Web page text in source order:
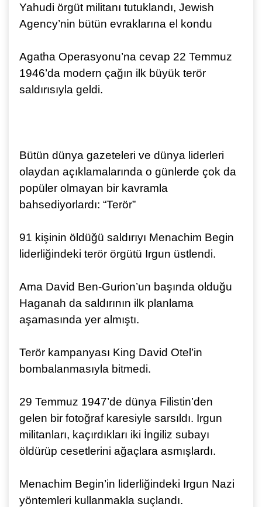
Yahudi örgüt militanı tutuklandı, Jewish
Agency’nin bütün evraklarına el kondu
Agatha Operasyonu’na cevap 22 Temmuz
1946’da modern çağın ilk büyük terör
saldırısıyla geldi.
Bütün dünya gazeteleri ve dünya liderleri
olaydan açıklamalarında o günlerde çok da
popüler olmayan bir kavramla
bahsediyorlardı: “Terör”
91 kişinin öldüğü saldırıyı Menachim Begin
liderliğindeki terör örgütü Irgun üstlendi.
Ama David Ben-Gurion’un başında olduğu
Haganah da saldırının ilk planlama
aşamasında yer almıştı.
Terör kampanyası King David Otel’in
bombalanmasıyla bitmedi.
29 Temmuz 1947’de dünya Filistin’den
gelen bir fotoğraf karesiyle sarsıldı. Irgun
militanları, kaçırdıkları iki İngiliz subayı
öldürüp cesetlerini ağaçlara asmışlardı.
Menachim Begin’in liderliğindeki Irgun Nazi
yöntemleri kullanmakla suçlandı.